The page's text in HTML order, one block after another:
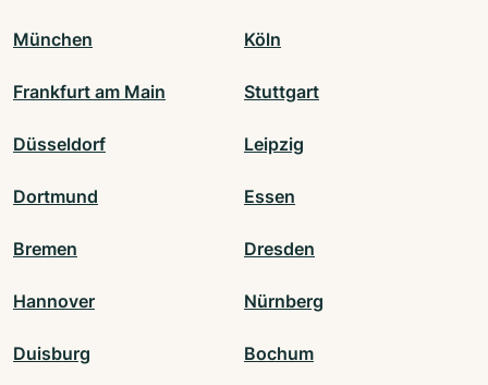
München Köln
Frankfurt am Main Stuttgart
Düsseldorf Leipzig
Dortmund Essen
Bremen Dresden
Hannover Nürnberg
Duisburg Bochum